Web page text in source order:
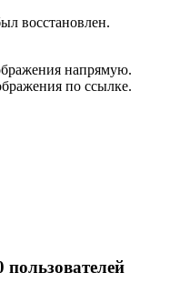
восстановлен.
напрямую.
по ссылке.
пользователей